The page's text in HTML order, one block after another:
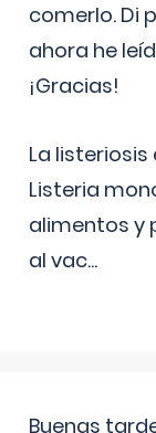
comerlo. Di
ahora he
¡Gracias!
La
Listeria
alimentos y
al vac...
Buenas